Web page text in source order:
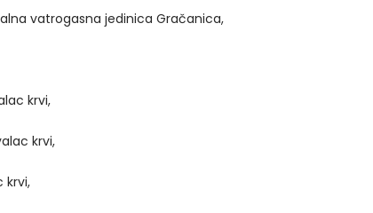
vatrogasna jedinica Gračanica,
krvi,
krvi,
krvi,